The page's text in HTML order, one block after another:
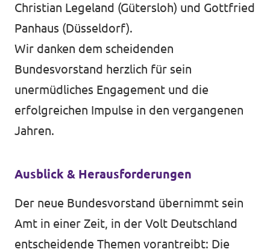
Christian Legeland (Gütersloh) und Gottfried
Panhaus (Düsseldorf).
Wir danken dem scheidenden
Bundesvorstand herzlich für sein
unermüdliches Engagement und die
erfolgreichen Impulse in den vergangenen
Jahren.
Ausblick & Herausforderungen
Der neue Bundesvorstand übernimmt sein
Amt in einer Zeit, in der Volt Deutschland
entscheidende Themen vorantreibt: Die